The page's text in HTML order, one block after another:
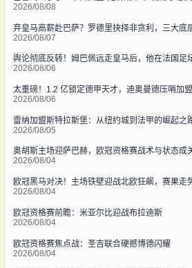
2026/08/08
弃皇马高薪赴巴萨？罗德里抉择非贪利，三大底
2026/08/07
舆论彻底反转！姆巴佩远走皇马后，他在法国足
2026/08/06
太重磅！1.2 亿锁定德甲天才，迪奥曼德压哨加
2026/08/06
雷纳加盟斯特拉斯堡：从纽约城到法甲的崛起之
2026/08/05
奥胡斯主场迎萨巴赫，欧冠资格赛战术与状态成
2026/08/04
欧冠黑马对决！主场铁壁迎战北欧狂飙，赛果走
2026/08/04
欧冠资格赛前瞻：米亚尔比迎战布拉迪斯
2026/08/04
欧冠资格赛焦点战：圣吉联合硬撼博德闪耀
2026/08/04